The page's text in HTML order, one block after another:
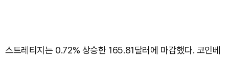
스트레티지는 0.72% 상승한 165.81달러에 마감했다. 코인베